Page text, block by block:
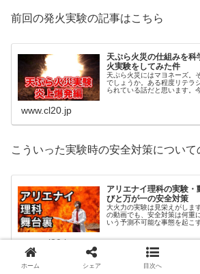
前回の発火実験の記事はこちら
天ぷら火災の仕組みを
火実験をしてみた件
天ぷら火災にはマヨネーズ。
でしょうか。ある程度リテラ
られている話だと思います。
www.cl20.jp
こういった実験時の安全対策について
アリエナイ理科の実験
びと万が一の安全対策
大火力の実験は見栄えがしま
の動画でも、安全対策は何重
いう予測不可能な事態を起こ
の話をご紹介。
www.cl20.jp
ホーム シェア 目次へ